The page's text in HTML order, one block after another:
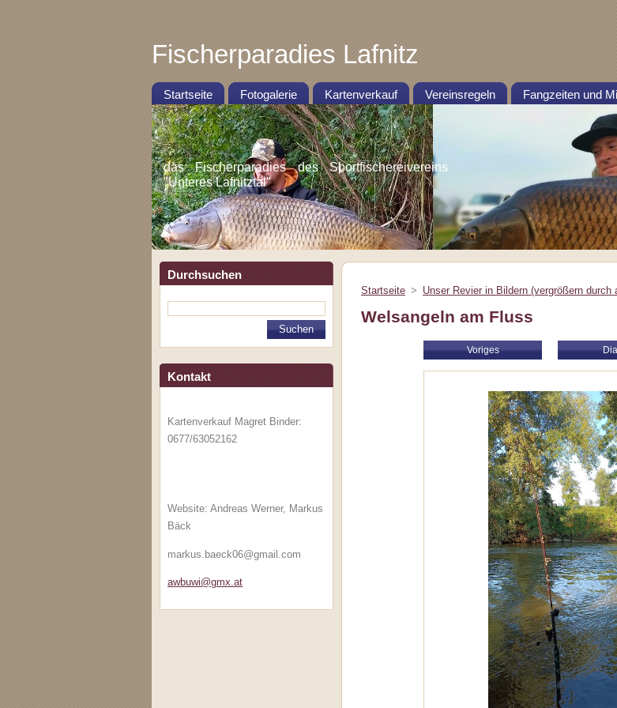
Fischerparadies Lafnitz
Startseite Fotogalerie Kartenverkauf Vereinsregeln Fangzeiten und
das Fischerparadies des Sportfischereivereins
"Unteres Lafnitztal"
Durchsuchen
Kontakt
Kartenverkauf Magret Binder:
0677/63052162
Website: Andreas Werner, Markus
Bäck
markus.baeck06@gmail.com
awbuwi@gmx.at
Startseite > Unser Revier in Bildern (vergrößern durch
Welsangeln am Fluss
Voriges